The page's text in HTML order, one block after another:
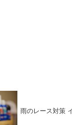
雨のレース対策